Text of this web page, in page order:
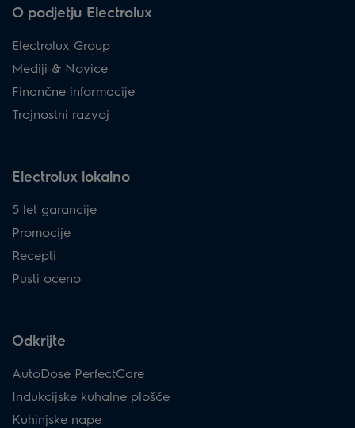
O podjetju Electrolux
Electrolux Group
Mediji & Novice
Finančne informacije
Trajnostni razvoj
Electrolux lokalno
5 let garancije
Promocije
Recepti
Pusti oceno
Odkrijte
AutoDose PerfectCare
Indukcijske kuhalne plošče
Kuhinjske nape